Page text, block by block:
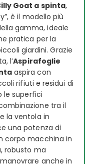
Goat a spinta,
è il modello più
gamma, ideale
pratica per la
giardini. Grazie
l’Aspirafoglie
aspira con
rifiuti e residui di
le superfici
tra il
la ventola in
una potenza di
corpo macchina in
robusto ma
anche in